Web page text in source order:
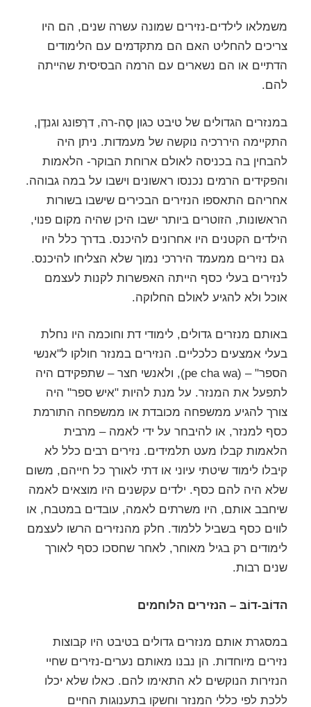
משמלאו לילדים-נזירים שמונה עשרה שנים, הם היו
צריכים להחליט האם הם מתקדמים עם הלימודים
הדתיים או הם נשארים עם הרמה הבסיסית שהייתה
להם.
במנזרים הגדולים של טיבט כגון סֶה-רה, דרֶפונג וגנדֶן,
התקיימה היררכיה נוקשה של מעמדות. ניתן היה
להבחין בה בכניסה לאולם ארוחת הבוקר- הלאמות
והפקידים הרמים נכנסו ראשונים וישבו על במה גבוהה.
אחריהם התאספו הנזירים הבכירים שישבו בשורות
הראשונות, הזוטרים ביותר ישבו היכן שהיה מקום פנוי,
הילדים הקטנים היו אחרונים להיכנס. בדרך כלל היו
גם נזירים ממעמד היררכי נמוך שלא הצליחו להיכנס.
לנזירים בעלי כסף הייתה האפשרות לקנות לעצמם
אוכל ולא להגיע לאולם החלוקה.
באותם מנזרים גדולים, לימודי דת וחוכמה היו נחלת
בעלי אמצעים כלכליים. הנזירים במנזר חולקו ל"אנשי
הספר" – (pe cha wa), ולאנשי חצר – שתפקידם היה
לתפעל את המנזר. על מנת להיות "איש ספר" היה
צורך להגיע ממשפחה מכובדת או ממשפחה התורמת
כסף למנזר, או להיבחר על ידי לאמה – מרבית
הלאמות קבלו מעט תלמידים. נזירים רבים כלל לא
קיבלו לימוד שיטתי עיוני או דתי לאורך כל חייהם, משום
שלא היה להם כסף. ילדים עקשנים היו מוצאים לאמה
שיחבב אותם, היו משרתים לאמה, עובדים במטבח, או
לווים כסף בשביל ללמוד. חלק מהנזירים הרשו לעצמם
לימודים רק בגיל מאוחר, לאחר שחסכו כסף לאורך
שנים רבות.
הדוֹבּ-דוֹבּ – הנזירים הלוחמים
במסגרת אותם מנזרים גדולים בטיבט היו קבוצות
נזירים מיוחדות. הן נבנו מאותם נערים-נזירים שחיי
הנזירות הנוקשים לא התאימו להם. כאלו שלא יכלו
ללכת לפי כללי המנזר וחשקו בתענוגות החיים